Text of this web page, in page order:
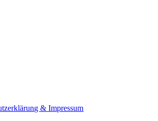
& Impressum